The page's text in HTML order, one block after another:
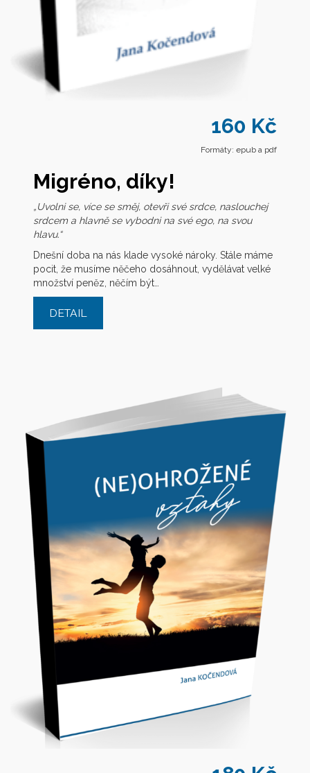
160 Kč
Formáty: epub a pdf
Migréno, díky!
„Uvolni se, více se směj, otevři své srdce, naslouchej
srdcem a hlavně se vybodni na své ego, na svou
hlavu.“
Dnešní doba na nás klade vysoké nároky. Stále máme
pocit, že musíme něčeho dosáhnout, vydělávat velké
množství peněz, něčím být…
DETAIL